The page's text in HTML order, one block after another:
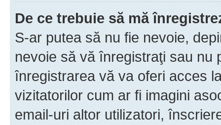
De ce trebuie să mă
S-ar putea să nu fie nevoie,
nevoie să vă înregistraţi sau nu
înregistrarea vă va oferi acces
vizitatorilor cum ar fi imagini
email-uri altor utilizatori,